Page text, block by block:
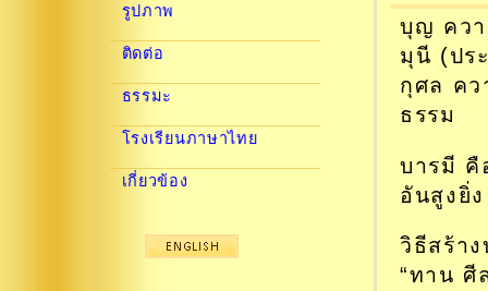
รูปภาพ
ติดต่อ
ธรรมะ
โรงเรียนภาษาไทย
เกี่ยวข้อง
บุญ ควา
มุนี (ปร
กุศล คว
ธรรม
บารมี คื
อันสูงยิ่ง
วิธีสร้า
“ทาน ศี